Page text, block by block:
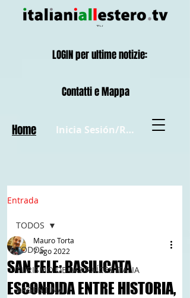
Inicia Sesión/Regístrate
Contatti e Mappa
Home
LOGIN per ultime notizie:
Entrada
TODOS
TURISMO DE LAS RAÍCES ITALIA
ARGENTINA
TODOS
SAN FELE: BASILICATA
ESCONDIDA ENTRE HISTORIA,
Mauro Torta
7 ago 2022